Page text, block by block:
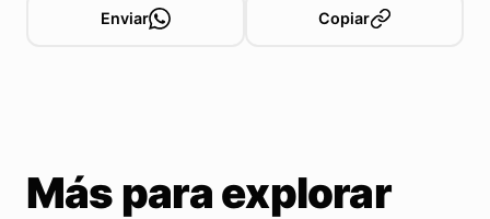
Enviar Copiar
Más para explorar